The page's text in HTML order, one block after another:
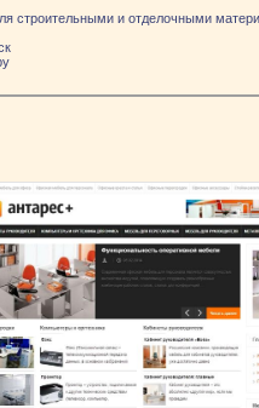
строительными и отделочными